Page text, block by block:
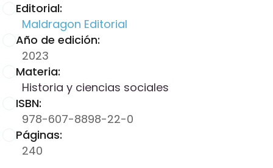
Editorial:
Maldragon Editorial
Año de edición:
2023
Materia:
Historia y ciencias sociales
ISBN:
978-607-8898-22-0
Páginas:
240